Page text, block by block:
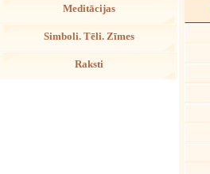
Meditācijas
Simboli. Tēli. Zīmes
Raksti